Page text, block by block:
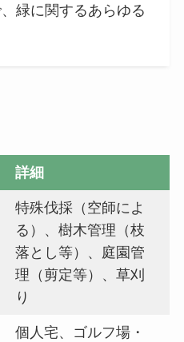
緑に関するあらゆる
詳細
特殊伐採（空師によ
る）、樹木管理（枝
落とし等）、庭園管
理（剪定等）、草刈
り
個人宅、ゴルフ場・